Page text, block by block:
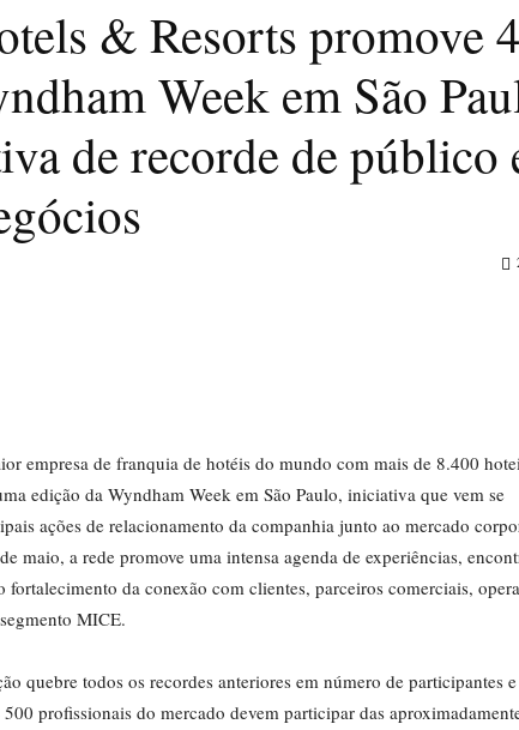
& Resorts promove
Week em São
de recorde de público
empresa de franquia de hotéis do mundo com mais de 8.400
edição da Wyndham Week em São Paulo, iniciativa que vem se
ações de relacionamento da companhia junto ao mercado
maio, a rede promove uma intensa agenda de experiências,
fortalecimento da conexão com clientes, parceiros comerciais,
MICE.
quebre todos os recordes anteriores em número de participantes e
profissionais do mercado devem participar das